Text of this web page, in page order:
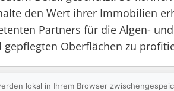
den Wert ihrer Immobilien
Partners für die Algen-
gepflegten Oberflächen zu
lokal in Ihrem Browser